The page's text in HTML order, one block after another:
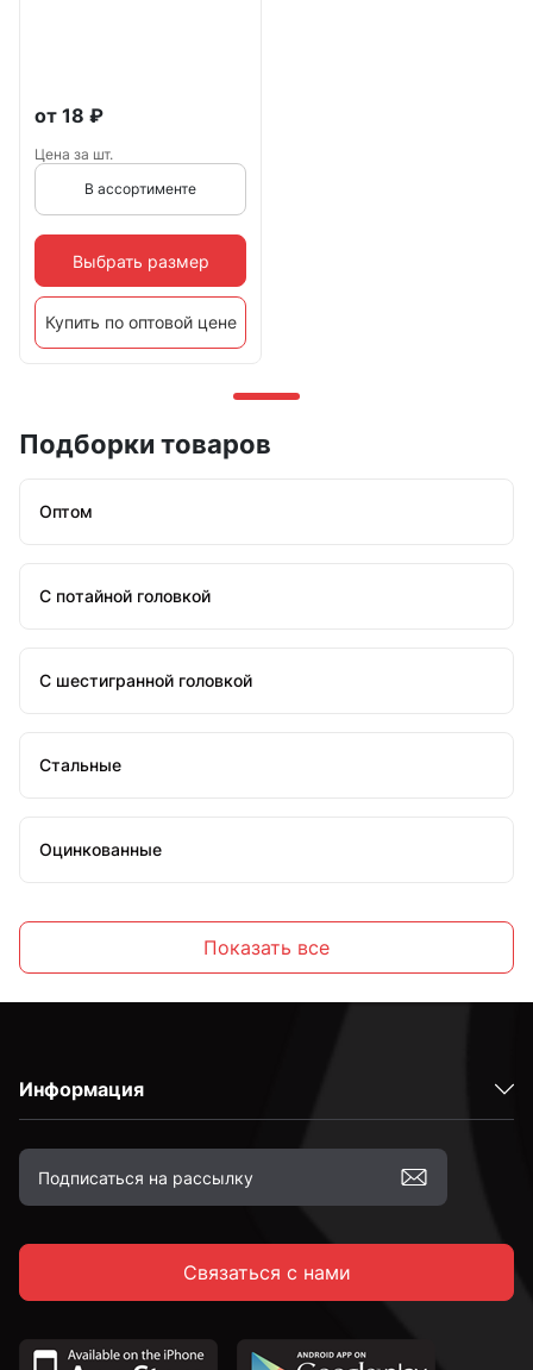
от 18 ₽
Цена за шт.
В ассортименте
Выбрать размер
Купить по оптовой цене
Подборки товаров
Оптом
С потайной головкой
С шестигранной головкой
Стальные
Оцинкованные
С неполной резьбой
к.п. 4,8
к.п. 8,8
Показать все
Информация
Связаться с нами